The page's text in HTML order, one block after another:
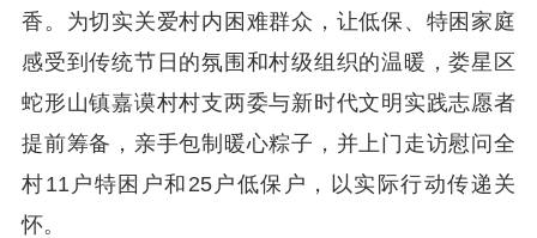
香。为切实关爱村内困难群众，让低保、特困家庭
感受到传统节日的氛围和村级组织的温暖，娄星区
蛇形山镇嘉谟村村支两委与新时代文明实践志愿者
提前筹备，亲手包制暖心粽子，并上门走访慰问全
村11户特困户和25户低保户，以实际行动传递关
怀。